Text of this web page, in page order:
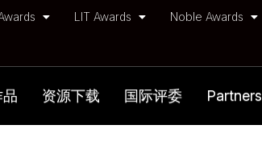
LIT Awards Noble Awards
资源下载 国际评委 Partners